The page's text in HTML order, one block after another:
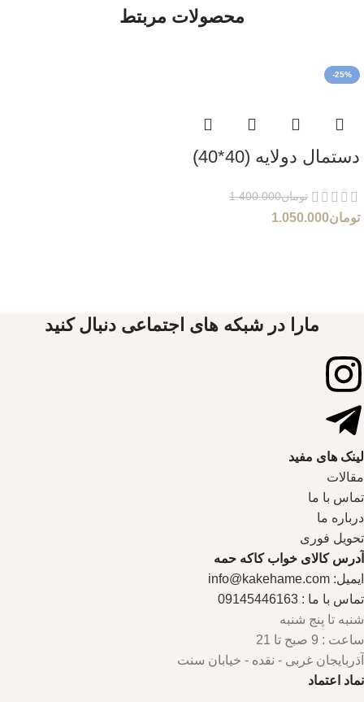
محصولات مربتط
-25%
دستمال دولایه (40*40)
تومان1.400.000
تومان1.050.000
مارا در شبکه های اجتماعی دنبال کنید
لینک های مفید
مقالات
تماس با ما
درباره ما
تحویل فوری
آدرس کالای خواب کاکه حمه
ایمیل: info@kakehame.com
تماس با ما : 09145446163
شنبه تا پنج شنبه
ساعت : 9 صبح تا 21
آذربایجان غربی - نقده - خیابان سنت
نماد اعتماد